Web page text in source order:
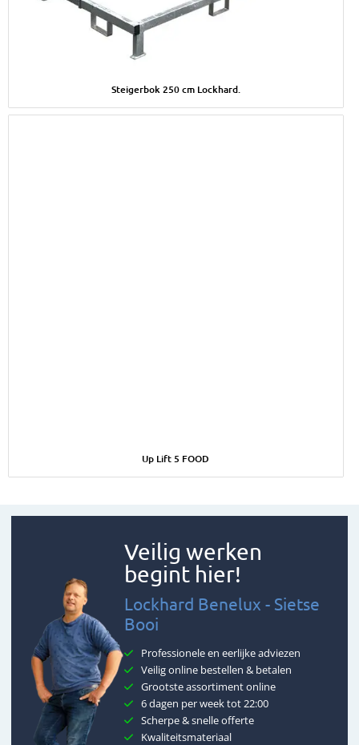
Steigerbok 250 cm Lockhard.
Up Lift 5 FOOD
Veilig werken
begint hier!
Lockhard Benelux - Sietse
Booi
Professionele en eerlijke adviezen
Veilig online bestellen & betalen
Grootste assortiment online
6 dagen per week tot 22:00
Scherpe & snelle offerte
Kwaliteitsmateriaal